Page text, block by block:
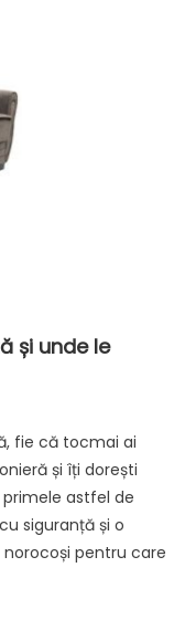
și unde le
fie că tocmai ai
și îți dorești
astfel de
siguranță și o
pentru care